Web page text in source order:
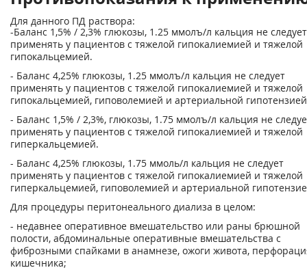
Для данного ПД раствора:
-Баланс 1,5% / 2,3% глюкозы, 1.25 ммолъ/л кальция не следует
применять у пациентов с тяжелой гипокалиемией и тяжелой
гипокальцемией.
- Баланс 4,25% глюкозы, 1.25 ммолъ/л кальция не следует
применять у пациентов с тяжелой гипокалиемией и тяжелой
гипокальцемией, гиповолемией и артериальной
- Баланс 1,5% / 2,3%, глюкозы, 1.75 ммолъ/л кальция не
применять у пациентов с тяжелой гипокалиемией и тяжелой
гиперкальцемией.
- Баланс 4,25% глюкозы, 1.75 ммоль/л кальция не следует
применять у пациентов с тяжелой гипокалиемией и тяжелой
гиперкальцемией, гиповолемией и артериальной
Для процедуры перитонеального диализа в целом:
- недавнее оперативное вмешательство или раны брюшной
полости, абдоминальные оперативные вмешательства с
фиброзными спайками в анамнезе, ожоги живота,
кишечника;